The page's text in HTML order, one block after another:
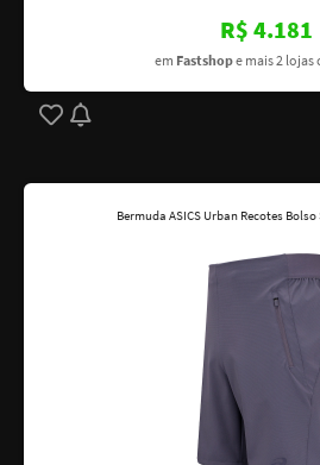
R$ 4.181
em Fastshope mais 2 lojas
Bermuda ASICS Urban Recotes